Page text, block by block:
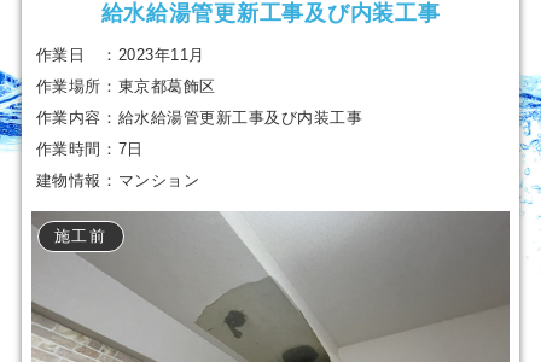
給水給湯管更新工事及び内装工事
作業日 ：2023年11月
作業場所：東京都葛飾区
作業内容：給水給湯管更新工事及び内装工事
作業時間：7日
建物情報：マンション
施工前